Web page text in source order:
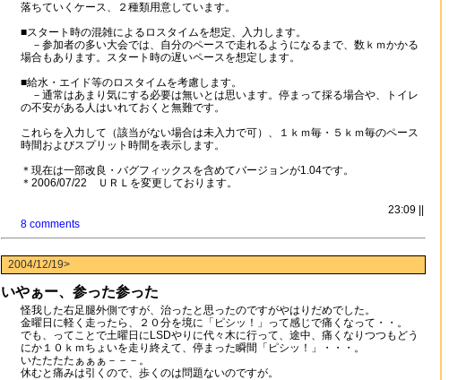
落ちていくケース、２種類用意しています。
■スタート時の混雑によるロスタイムを想定、入力します。
－参加者の多い大会では、自分のペースで走れるようになるまで、数ｋｍかかる
場合もあります。スタート時の遅いペースを想定します。
■給水・エイド等のロスタイムを考慮します。
－通常はあまり気にする必要は無いとは思います。停まって採る場合や、トイレ
の不安がある人はいれておくと無難です。
これらを入力して（該当がない場合は未入力で可）、１ｋｍ毎・５ｋｍ毎のペース
時間およびスプリット時間を表示します。
＊現在は一部改良・バグフィックスを含めてバージョンが1.04です。
＊2006/07/22 ＵＲＬを変更しております。
23:09 ||
8 comments
2004/12/19>
いやぁー、参った参った
怪我した右足腿外側ですが、治ったと思ったのですがやはりだめでした。
金曜日に軽く走ったら、２０分を境に「ピシッ！」って感じで痛くなって・・。
でも、ってことで土曜日にLSDやりに代々木に行って、途中、痛くなりつつもどう
にか１０ｋｍちょいを走り終えて、停まった瞬間「ピシッ！」・・・。
いたたたたぁぁぁ－－－。
休むと痛みは引くので、歩くのは問題ないのですが。